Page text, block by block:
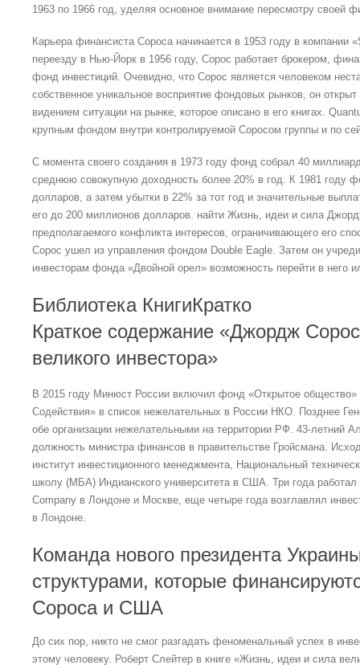
1963 по 1966 год, уделяя основное внимание пересмотру своей
Карьера финансиста Сороса начинается в 1953 году в компании
переезду в Нью-Йорк в 1956 году, Сорос работает брокером,
фонд инвестиций. Очевидно, что Сорос является человеком
собственное уникальное восприятие фондовых рынков, он
видением ситуации на рынке, которое описано в его книгах.
крупным фондом внутри контролируемой Соросом группы и по
С момента своего создания в 1973 году фонд собрал 40
среднюю совокупную доходность более 20% в год. К 1981 году
долларов, а затем убытки в 22% за тот год и значительные
его до 200 миллионов долларов. найти Жизнь, идеи и сила
предполагаемого конфликта интересов, ограничивающего его
Сорос ушел из управления фондом Double Eagle. Затем он
инвесторам фонда «Двойной орел» возможность перейти в него
Библиотека КнигиКратко
Краткое содержание «Джордж
великого инвестора»
В 2015 году Минюст России включил фонд «Открытое
Содействия» в список нежелательных в России НКО. Позднее
обе организации нежелательными на территории РФ. 43-летний
должность министра финансов в правительстве Гройсмана.
институт инвестиционного менеджмента, Национальный
школу (МБА) Индианского университета в США. Три года
Company в Лондоне и Москве, еще четыре года возглавлял
в Лондоне.
Команда нового президента
структурами, которые
Сороса и США
До сих пор, никто не смог разгадать феноменальный успех в
этому человеку. Роберт Слейтер в книге «Жизнь, идеи и сила